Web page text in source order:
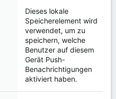
Dieses lokale
Speicherelement wird
verwendet, um zu
speichern, welche
Benutzer auf diesem
Gerät Push-
Benachrichtigungen
aktiviert haben.